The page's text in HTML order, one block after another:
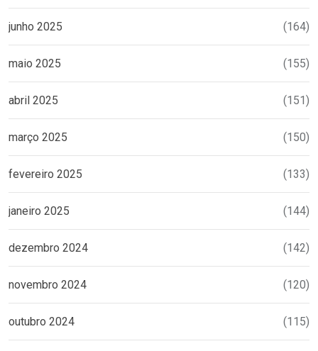
junho 2025 (164)
maio 2025 (155)
abril 2025 (151)
março 2025 (150)
fevereiro 2025 (133)
janeiro 2025 (144)
dezembro 2024 (142)
novembro 2024 (120)
outubro 2024 (115)